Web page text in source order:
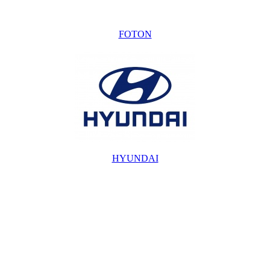
FOTON
HYUNDAI